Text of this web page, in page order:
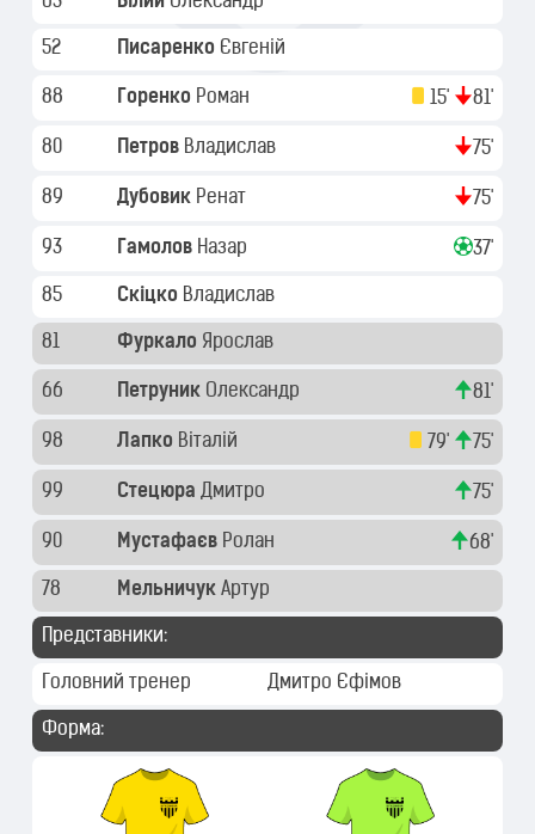
52 Писаренко Євгеній
88 Горенко Роман 15' 81'
80 Петров Владислав 75'
89 Дубовик Ренат 75'
93 Гамолов Назар 37'
85 Скіцко Владислав
81 Фуркало Ярослав
66 Петруник Олександр 81'
98 Лапко Віталій 79' 75'
99 Стецюра Дмитро 75'
90 Мустафаєв Ролан 68'
78 Мельничук Артур
Представники:
Головний тренер Дмитро Єфімов
Форма: